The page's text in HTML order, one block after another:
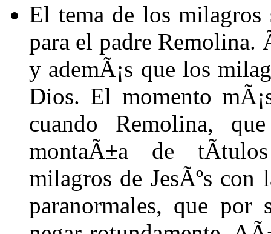
El tema de los milagros
para el padre
y ademÃ¡s que los
Dios. El momento
cuando Remolina,
montaÃ±a de
milagros de JesÃºs con
paranormales, que por